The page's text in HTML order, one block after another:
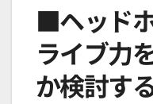
■ヘッド
ライブ力
か検討す